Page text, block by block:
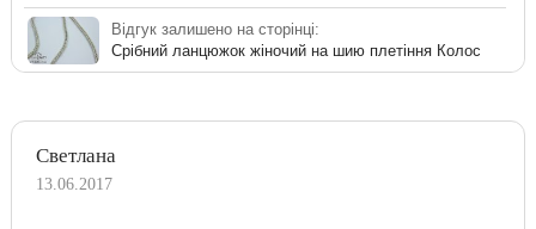
Відгук залишено на сторінці:
Срібний ланцюжок жіночий на шию плетіння Колос
Светлана
13.06.2017